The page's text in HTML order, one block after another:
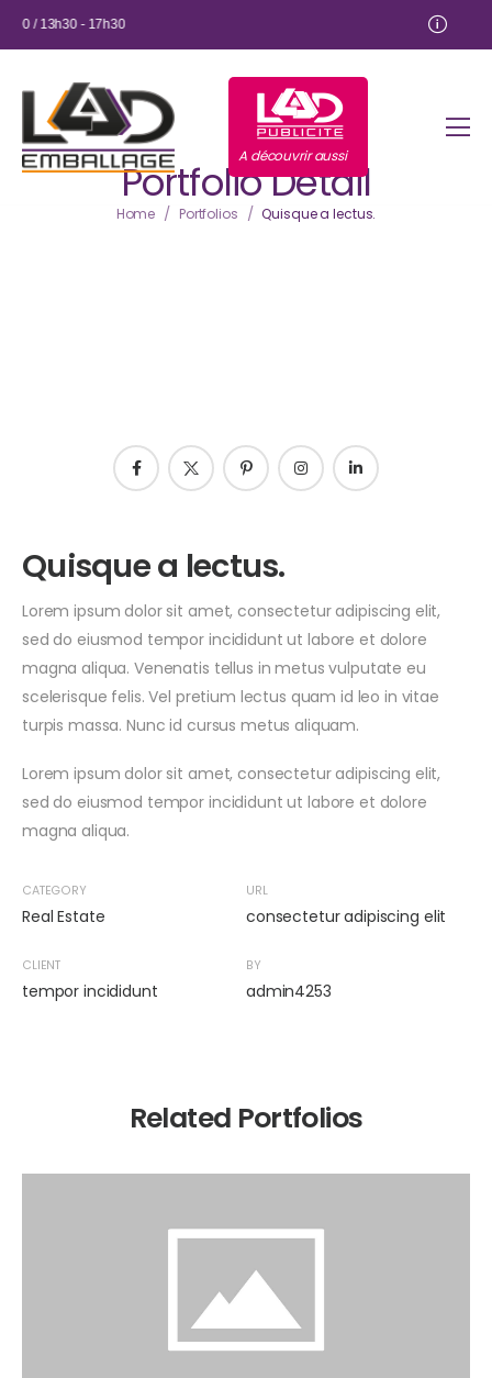
/ 13h30 - 17h30
A découvrir aussi
Portfolio Detail
Home / Portfolios / Quisque a lectus.
Quisque a lectus.
Lorem ipsum dolor sit amet, consectetur adipiscing elit,
sed do eiusmod tempor incididunt ut labore et dolore
magna aliqua. Venenatis tellus in metus vulputate eu
scelerisque felis. Vel pretium lectus quam id leo in vitae
turpis massa. Nunc id cursus metus aliquam.
Lorem ipsum dolor sit amet, consectetur adipiscing elit,
sed do eiusmod tempor incididunt ut labore et dolore
magna aliqua.
CATEGORY
Real Estate
URL
consectetur adipiscing elit
CLIENT
tempor incididunt
BY
admin4253
Related Portfolios